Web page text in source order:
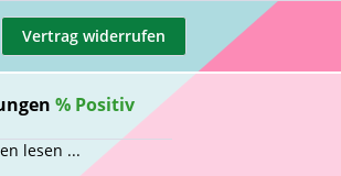
Vertrag widerrufen
% Positiv
lesen ...